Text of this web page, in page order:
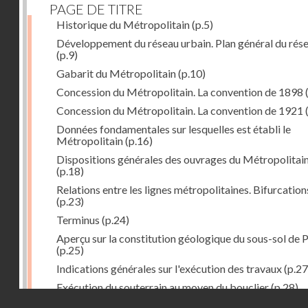
PAGE DE TITRE
Historique du Métropolitain(p.5)
Développement du réseau urbain. Plan général du
(p.9)
Gabarit du Métropolitain(p.10)
Concession du Métropolitain. La convention de 1898
Concession du Métropolitain. La convention de 1921
Données fondamentales sur lesquelles est établi le
Métropolitain(p.16)
Dispositions générales des ouvrages du
(p.18)
Relations entre les lignes métropolitaines.
(p.23)
Terminus (p.24)
Aperçu sur la constitution géologique du sous-sol de
(p.25)
Indications générales sur l'exécution des travaux
Exécution du souterrain au moyen du bouclier(p.28)